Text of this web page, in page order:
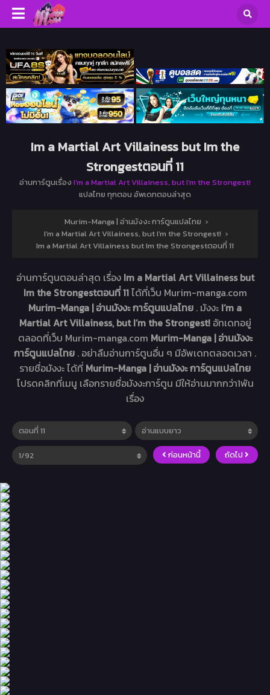
Im a Martial Art Villainess but Im the
Strongestตอนที่ 11
อ่านการ์ตูนเรื่อง I’m a Martial Art Villainess, but I’m the Strongest!
แปลไทย ทุกตอน อัพเดทตอนล่าสุด
Murim-Manga | อ่านมังงะ การ์ตูนแปลไทย ›
I’m a Martial Art Villainess, but I’m the Strongest! ›
Im a Martial Art Villainess but Im the Strongestตอนที่ 11
อ่านการ์ตูนตอนล่าสุด เรื่อง Im a Martial Art Villainess but
Im the Strongestตอนที่ 11ได้ที่เว็บ Murim-manga.com
Murim-Manga | อ่านมังงะ การ์ตูนแปลไทย . มังงะ I’m a
Martial Art Villainess, but I’m the Strongest! อัทเดทอยู่
ตลอดที่เว็บ Murim-manga.com Murim-Manga | อ่านมังงะ
การ์ตูนแปลไทย . อย่าลืมอ่านการ์ตูนอื่น ๆ มีอัพเดทตลอดเวลา .
รายชื่อมังงะ ได้ที่ Murim-Manga | อ่านมังงะ การ์ตูนแปลไทย
โปรดคลิกที่เมนู เลือกรายชื่อมังงะการ์ตูน มีให้อ่านมากกว่า1พัน
เรื่อง
ก่อนหน้านี้ ถัดไป